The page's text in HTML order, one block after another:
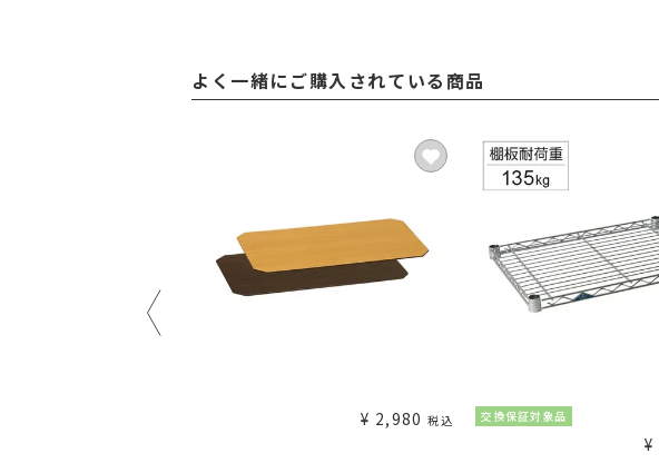
よく一緒にご購入されている商品
¥ 2,980 税込 交換保証対象品
¥